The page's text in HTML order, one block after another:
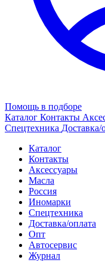
Помощь в подборе
Каталог Контакты
Спецтехника Доставка/
Каталог
Контакты
Аксессуары
Масла
Россия
Иномарки
Спецтехника
Доставка/оплата
Опт
Автосервис
Журнал